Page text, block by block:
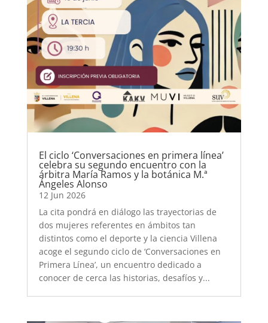
El ciclo ‘Conversaciones en primera línea’
celebra su segundo encuentro con la
árbitra María Ramos y la botánica M.ª
Ángeles Alonso
12 Jun 2026
La cita pondrá en diálogo las trayectorias de
dos mujeres referentes en ámbitos tan
distintos como el deporte y la ciencia Villena
acoge el segundo ciclo de ‘Conversaciones en
Primera Línea’, un encuentro dedicado a
conocer de cerca las historias, desafíos y...